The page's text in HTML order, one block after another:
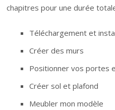
chapitres pour une durée
Téléchargement et
Créer des murs
Positionner vos portes
Créer sol et plafond
Meubler mon modèle